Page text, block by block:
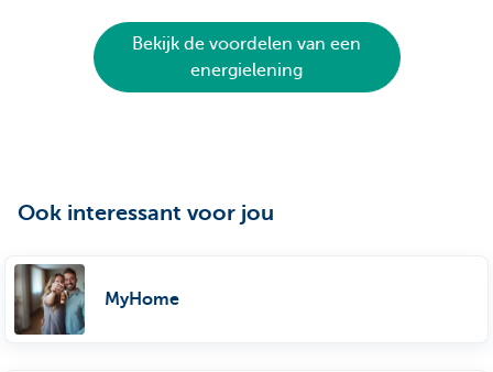
Bekijk de voordelen van een
energielening
Ook interessant voor jou
MyHome